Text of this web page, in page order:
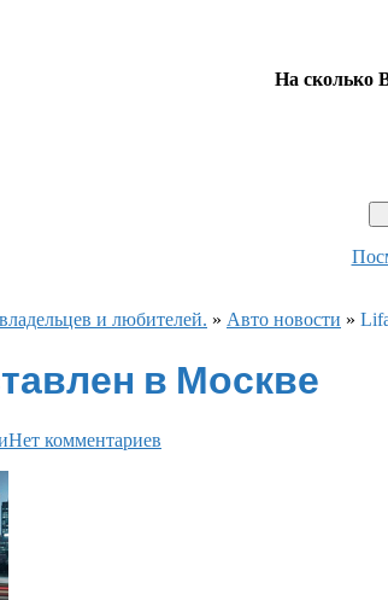
На сколько
и любителей. » Авто новости »
в Москве
Нет комментариев